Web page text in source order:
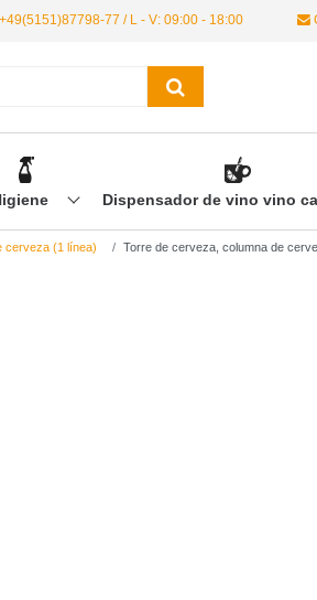
+49(5151)87798-77 / L - V: 09:00 - 18:00
Dispensador de vino vino
cerveza (1 línea) Torre de cerveza, сolumna de